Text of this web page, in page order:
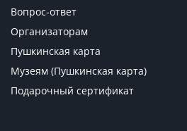
Вопрос-ответ
Организаторам
Пушкинская карта
Музеям (Пушкинская карта)
Подарочный сертификат